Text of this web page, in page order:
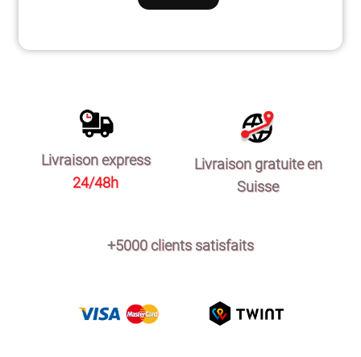
Livraison express
24/48h
Livraison gratuite en
Suisse
+5000 clients satisfaits